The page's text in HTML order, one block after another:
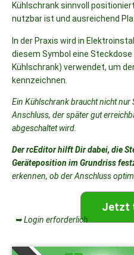
Kühlschrank sinnvoll
nutzbar ist und ausreichend
In der Praxis wird in
diesem Symbol eine
Kühlschrank) verwendet, um
kennzeichnen.
Ein Kühlschrank braucht nicht
Anschluss, der später gut
abgeschaltet wird.
Der rcEditor hilft Dir dabei, die
Geräteposition im Grundriss
erkennen, ob der Anschluss
Jetzt
➥ Login erforderlich